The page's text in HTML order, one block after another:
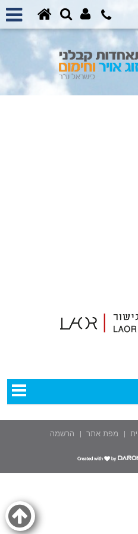
מפת אתר הרשמה